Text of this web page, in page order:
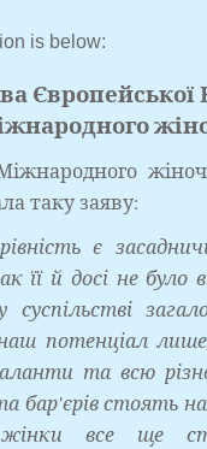
is below:
Європейської
таку заяву:
є
її й досі не було
у суспільстві
потенціал
та всю
бар'єрів стоять
все ще